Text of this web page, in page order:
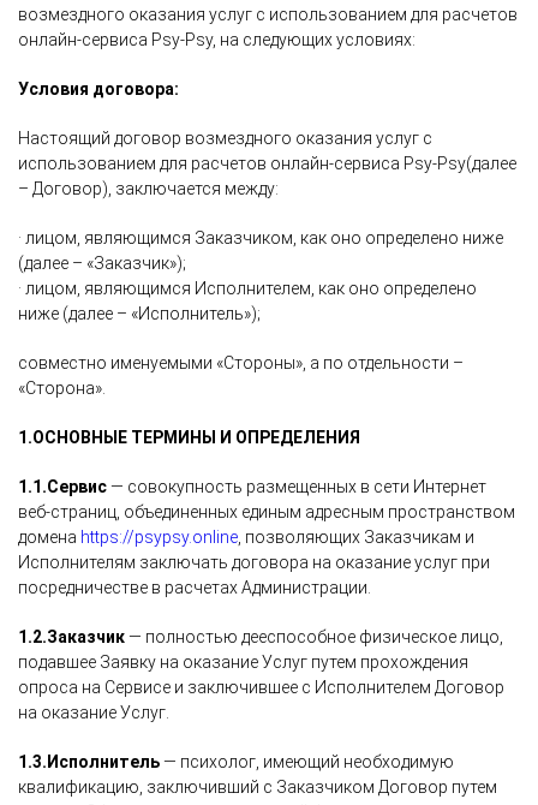
возмездного оказания услуг с использованием для расчетов
онлайн-сервиса Psy-Psy, на следующих условиях:
Условия договора:
Настоящий договор возмездного оказания услуг с
использованием для расчетов онлайн-сервиса Psy-Psy(далее
– Договор), заключается между:
· лицом, являющимся Заказчиком, как оно определено ниже
(далее – «Заказчик»);
· лицом, являющимся Исполнителем, как оно определено
ниже (далее – «Исполнитель»);
совместно именуемыми «Стороны», а по отдельности –
«Сторона».
1.ОСНОВНЫЕ ТЕРМИНЫ И ОПРЕДЕЛЕНИЯ
1.1.Сервис— совокупность размещенных в сети Интернет
веб-страниц, объединенных единым адресным пространством
домена https://psypsy.online , позволяющих Заказчикам и
Исполнителям заключать договора на оказание услуг при
посредничестве в расчетах Администрации.
1.2.Заказчик— полностью дееспособное физическое лицо,
подавшее Заявку на оказание Услуг путем прохождения
опроса на Сервисе и заключившее с Исполнителем Договор
на оказание Услуг.
1.3. Исполнитель— психолог, имеющий необходимую
квалификацию, заключивший с Заказчиком Договор путем